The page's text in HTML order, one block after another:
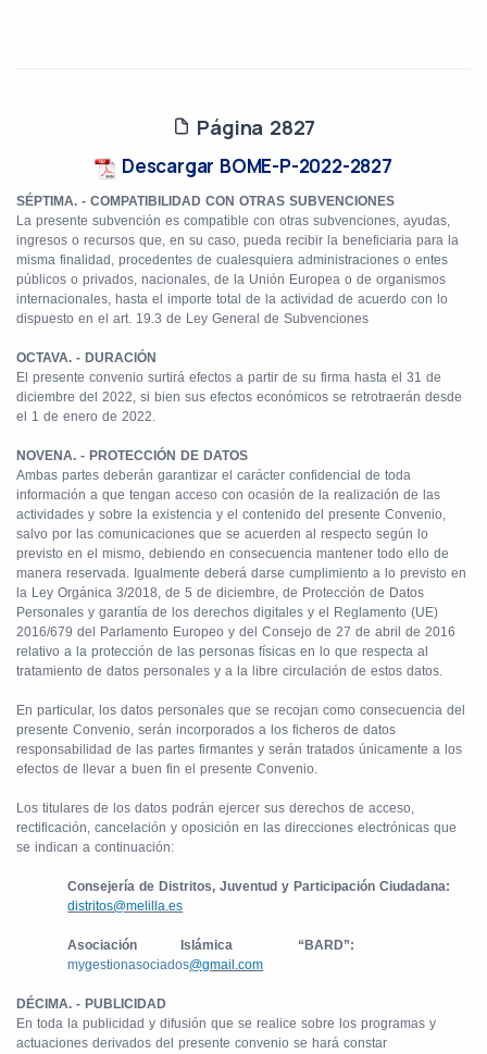
Página 2827
Descargar BOME-P-2022-2827
SÉPTIMA. - COMPATIBILIDAD CON OTRAS SUBVENCIONES
La presente subvención es compatible con otras subvenciones, ayudas,
ingresos o recursos que, en su caso, pueda recibir la beneficiaria para la
misma finalidad, procedentes de cualesquiera administraciones o entes
públicos o privados, nacionales, de la Unión Europea o de organismos
internacionales, hasta el importe total de la actividad de acuerdo con lo
dispuesto en el art. 19.3 de Ley General de Subvenciones
OCTAVA. - DURACIÓN
El presente convenio surtirá efectos a partir de su firma hasta el 31 de
diciembre del 2022, si bien sus efectos económicos se retrotraerán desde
el 1 de enero de 2022.
NOVENA. - PROTECCIÓN DE DATOS
Ambas partes deberán garantizar el carácter confidencial de toda
información a que tengan acceso con ocasión de la realización de las
actividades y sobre la existencia y el contenido del presente Convenio,
salvo por las comunicaciones que se acuerden al respecto según lo
previsto en el mismo, debiendo en consecuencia mantener todo ello de
manera reservada. Igualmente deberá darse cumplimiento a lo previsto en
la Ley Orgánica 3/2018, de 5 de diciembre, de Protección de Datos
Personales y garantía de los derechos digitales y el Reglamento (UE)
2016/679 del Parlamento Europeo y del Consejo de 27 de abril de 2016
relativo a la protección de las personas físicas en lo que respecta al
tratamiento de datos personales y a la libre circulación de estos datos.
En particular, los datos personales que se recojan como consecuencia del
presente Convenio, serán incorporados a los ficheros de datos
responsabilidad de las partes firmantes y serán tratados únicamente a los
efectos de llevar a buen fin el presente Convenio.
Los titulares de los datos podrán ejercer sus derechos de acceso,
rectificación, cancelación y oposición en las direcciones electrónicas que
se indican a continuación:
Consejería de Distritos, Juventud y Participación Ciudadana:
distritos@melilla.es
Asociación Islámica
“BARD”:
mygestionasociados@gmail.com
DÉCIMA. - PUBLICIDAD
En toda la publicidad y difusión que se realice sobre los programas y
actuaciones derivados del presente convenio se hará constar